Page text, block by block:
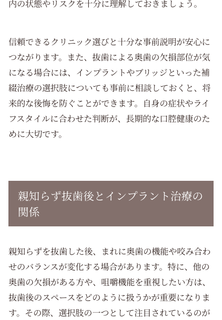
内の状態やリスクを十分に理解しておきましょう。
信頼できるクリニック選びと十分な事前説明が安心に
つながります。また、抜歯による奥歯の欠損部位が気
になる場合には、インプラントやブリッジといった補
綴治療の選択肢についても事前に相談しておくと、将
来的な後悔を防ぐことができます。自身の症状やライ
フスタイルに合わせた判断が、長期的な口腔健康のた
めに大切です。
親知らず抜歯後とインプラント治療の
関係
親知らずを抜歯した後、まれに奥歯の機能や咬み合わ
せのバランスが変化する場合があります。特に、他の
奥歯の欠損がある方や、咀嚼機能を重視したい方は、
抜歯後のスペースをどのように扱うかが重要になりま
す。その際、選択肢の一つとして注目されているのが